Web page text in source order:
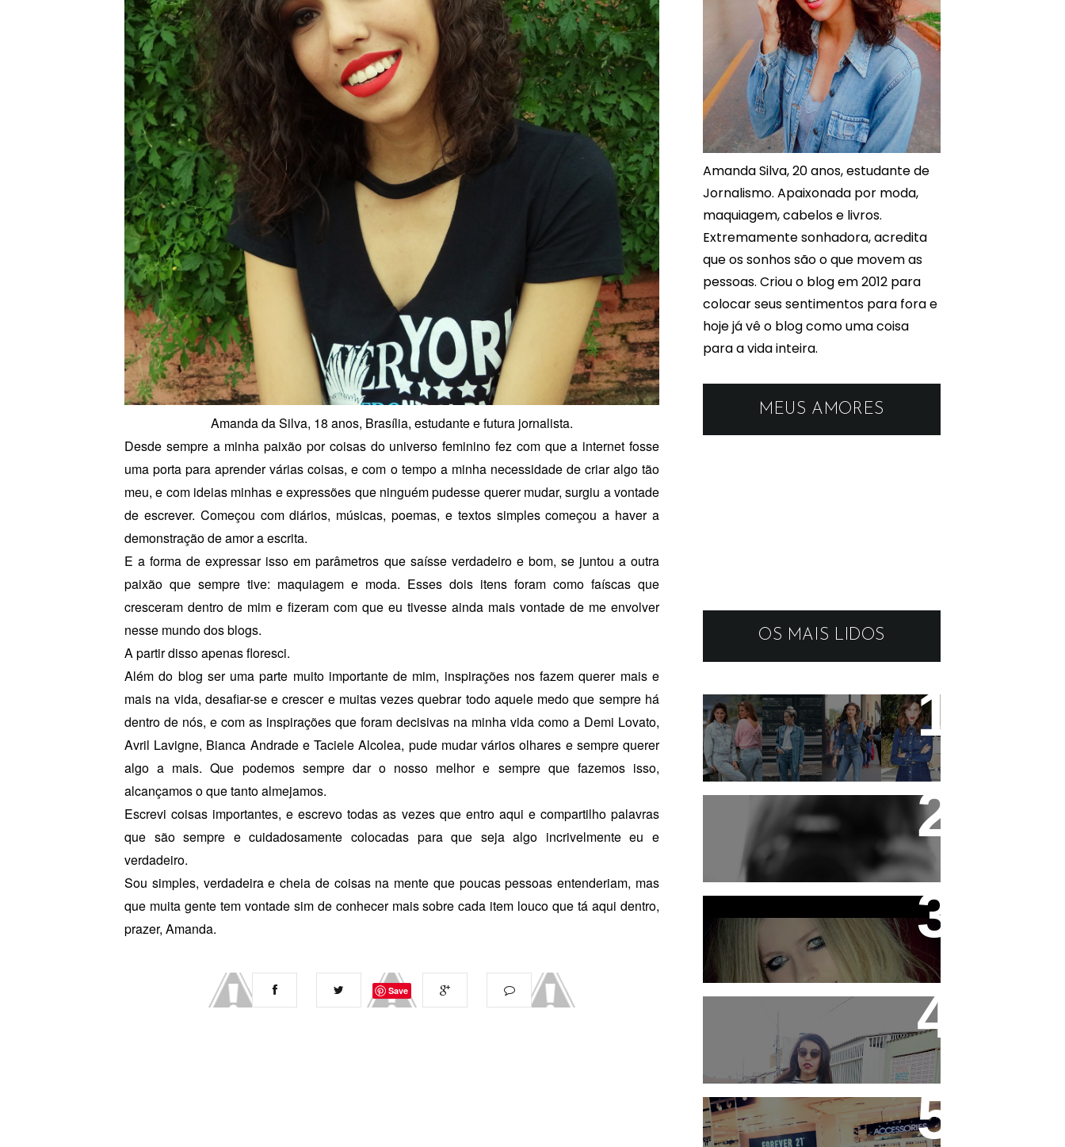
Amanda da Silva, 18 anos, Brasília, estudante e futura jornalista.
Desde sempre a minha paixão por coisas do universo feminino fez com que a internet fosse
uma porta para aprender várias coisas, e com o tempo a minha necessidade de criar algo tão
meu, e com ideias minhas e expressões que ninguém pudesse querer mudar, surgiu a vontade
de escrever. Começou com diários, músicas, poemas, e textos simples começou a haver a
demonstração de amor a escrita.
E a forma de expressar isso em parâmetros que saísse verdadeiro e bom, se juntou a outra
paixão que sempre tive: maquiagem e moda. Esses dois itens foram como faíscas que
cresceram dentro de mim e fizeram com que eu tivesse ainda mais vontade de me envolver
nesse mundo dos blogs.
A partir disso apenas floresci.
Além do blog ser uma parte muito importante de mim, inspirações nos fazem querer mais e
mais na vida, desafiar-se e crescer e muitas vezes quebrar todo aquele medo que sempre há
dentro de nós, e com as inspirações que foram decisivas na minha vida como a Demi Lovato,
Avril Lavigne, Bianca Andrade e Taciele Alcolea, pude mudar vários olhares e sempre querer
algo a mais. Que podemos sempre dar o nosso melhor e sempre que fazemos isso,
alcançamos o que tanto almejamos.
Escrevi coisas importantes, e escrevo todas as vezes que entro aqui e compartilho palavras
que são sempre e cuidadosamente colocadas para que seja algo incrivelmente eu e
verdadeiro.
Sou simples, verdadeira e cheia de coisas na mente que poucas pessoas entenderiam, mas
que muita gente tem vontade sim de conhecer mais sobre cada item louco que tá aqui dentro,
prazer, Amanda.
Save
Amanda Silva, 20 anos, estudante de
Jornalismo. Apaixonada por moda,
maquiagem, cabelos e livros.
Extremamente sonhadora, acredita
que os sonhos são o que movem as
pessoas. Criou o blog em 2012 para
colocar seus sentimentos para fora e
hoje já vê o blog como uma coisa
para a vida inteira.
MEUS AMORES
OS MAIS LIDOS
19 tendências dos anos 90
que estão em alta
Ideias para se divertir nas
férias!
Gente ! Here's To Never
Growing Up !
sapatilha simples
Forever 21 em Brasília